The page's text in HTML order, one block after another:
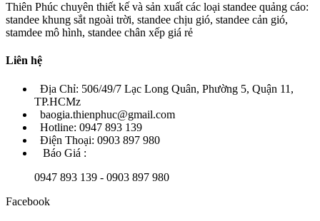
Thiên Phúc chuyên thiết kế và sản xuất các loại standee quảng cáo:
standee khung sắt ngoài trời, standee chịu gió, standee cản gió,
stamdee mô hình, standee chân xếp giá rẻ
Liên hệ
Địa Chỉ: 506/49/7 Lạc Long Quân, Phường 5, Quận 11,
TP.HCMz
baogia.thienphuc@gmail.com
Hotline: 0947 893 139
Điện Thoại: 0903 897 980
Báo Giá :
0947 893 139 - 0903 897 980
Facebook